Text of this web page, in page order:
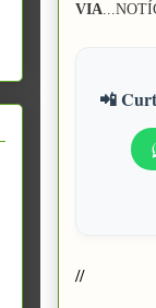
VIA
📲
//